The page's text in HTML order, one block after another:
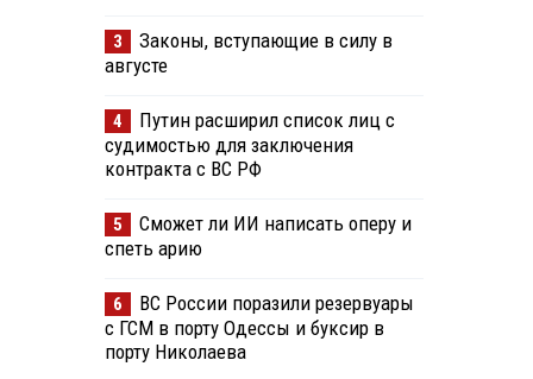
3
Законы, вступающие в силу в
августе
4
Путин расширил список лиц с
судимостью для заключения
контракта с ВС РФ
5
Сможет ли ИИ написать оперу и
спеть арию
6
ВС России поразили резервуары
с ГСМ в порту Одессы и буксир в
порту Николаева